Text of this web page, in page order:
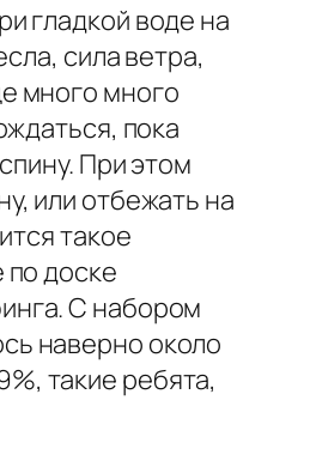
гладкой воде на
сила ветра,
много много
пока
При этом
или отбежать на
такое
по доске
С набором
наверно около
такие ребята,